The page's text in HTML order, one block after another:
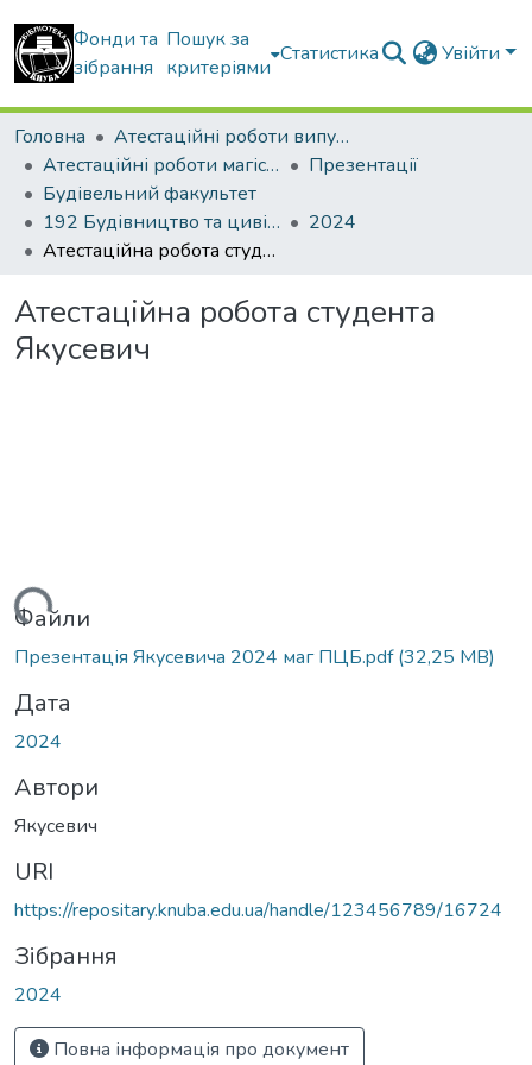
Фонди та
зібрання
Пошук за
критеріями
Статистика Увійти
Головна
Атестаційні роботи випускників
Атестаційні роботи магістрів
Презентації
Будівельний факультет
192 Будівництво та цивільна інженерія. Промислове і цивільне будівництво
2024
Атестаційна робота студента Якусевич
Атестаційна робота студента
Якусевич
Вантажиться...
Файли
Презентація Якусевича 2024 маг ПЦБ.pdf(32,25 MB)
Дата
2024
Автори
Якусевич
URI
https://repositary.knuba.edu.ua/handle/123456789/16724
Зібрання
2024
Повна інформація про документ